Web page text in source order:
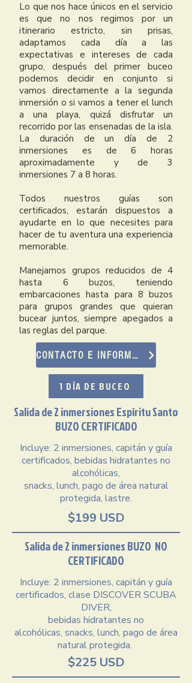
Lo que nos hace únicos en el servicio
es que no nos regimos por un
itinerario estricto, sin prisas,
adaptamos cada día a las
expectativas e intereses de cada
grupo, después del primer buceo
podemos decidir en conjunto si
vamos directamente a la segunda
inmersión o si vamos a tener el lunch
a una playa, quizá disfrutar un
recorrido por las ensenadas de la isla.
La duración de un día de 2
inmersiones es de 6 horas
aproximadamente y de 3
inmersiones 7 a 8 horas.
Todos nuestros guías son
certificados, estarán dispuestos a
ayudarte en lo que necesites para
hacer de tu aventura una experiencia
memorable.
Manejamos grupos reducidos de 4
hasta 6 buzos, teniendo
embarcaciones hasta para 8 buzos
para grupos grandes que quieran
bucear juntos, siempre apegados a
las reglas del parque.
CONTACTO E INFORMES
1 DÍA DE BUCEO
Salida de 2 inmersiones Espíritu Santo
BUZO CERTIFICADO
Incluye: 2 inmersiones, capitán y guía
certificados,​​ bebidas hidratantes no
alcohólicas,
snacks, lunch, pago de área natural
protegida, lastre.
$199 USD
Salida de 2 inmersiones BUZO NO
CERTIFICADO
Incluye: 2 inmersiones, capitán y guía
certificados,​​ clase DISCOVER SCUBA
DIVER,
bebidas hidratantes no
alcohólicas, snacks, lunch, pago de área
natural protegida.
$225 USD